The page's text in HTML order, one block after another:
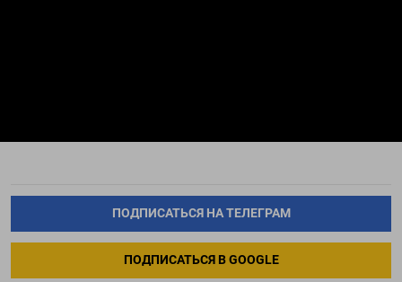
ПОДПИСАТЬСЯ НА ТЕЛЕГРАМ
ПОДПИСАТЬСЯ В GOOGLE